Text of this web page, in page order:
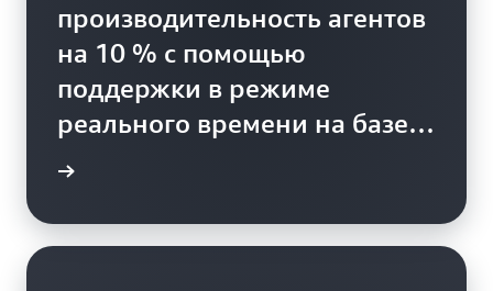
производительность агентов
на 10 % с помощью
поддержки в режиме
реального времени на базе
Amazon Transcribe